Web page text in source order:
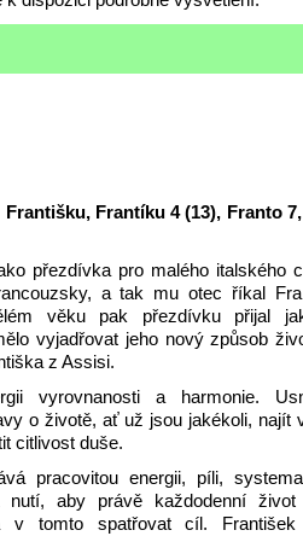
Frantíku 4 (13), Franto
přezdívka pro malého italského
a tak mu otec říkal
věku pak přezdívku přijal
vyjadřovat jeho nový způsob
z Assisi.
vyrovnanosti a harmonie.
o životě, ať už jsou jakékoli, najít
citlivost duše.
pracovitou energii, píli,
nutí, aby právě každodenní život
v tomto spatřovat cíl. František